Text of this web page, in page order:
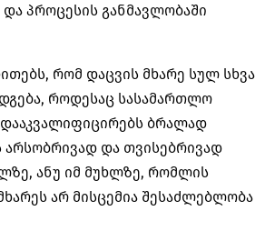
პროცესის განმავლობაში
რომ დაცვის მხარე სულ სხვა
როდესაც სასამართლო
ბრალად
და თვისებრივად
ანუ იმ მუხლზე, რომლის
არ მისცემია შესაძლებლობა